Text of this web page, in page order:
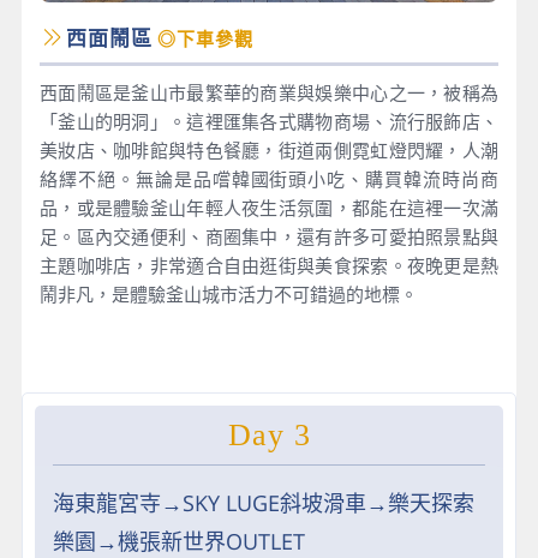
西面鬧區 ◎下車參觀
西面鬧區是釜山市最繁華的商業與娛樂中心之一，被稱為
「釜山的明洞」。這裡匯集各式購物商場、流行服飾店、
美妝店、咖啡館與特色餐廳，街道兩側霓虹燈閃耀，人潮
絡繹不絕。無論是品嚐韓國街頭小吃、購買韓流時尚商
品，或是體驗釜山年輕人夜生活氛圍，都能在這裡一次滿
足。區內交通便利、商圈集中，還有許多可愛拍照景點與
主題咖啡店，非常適合自由逛街與美食探索。夜晚更是熱
鬧非凡，是體驗釜山城市活力不可錯過的地標。
Day 3
海東龍宮寺→SKY LUGE斜坡滑車→樂天探索
樂園→機張新世界OUTLET